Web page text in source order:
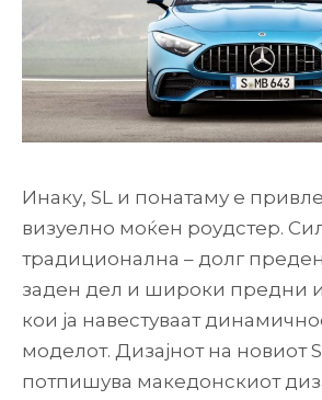
Инаку, SL и понатаму е
визуелно моќен роудстер.
традиционална – долг
заден дел и широки предни
кои ја навестуваат
моделот. Дизајнот на новиот
потпишува македонскиот